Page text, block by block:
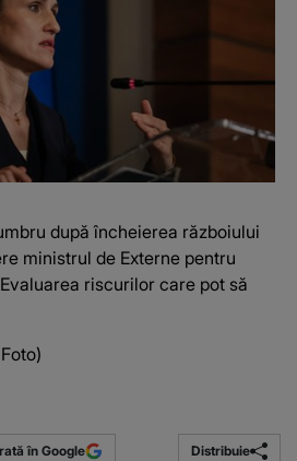
după încheierea războiului
ministrul de Externe pentru
riscurilor care pot să
în Google Distribuie